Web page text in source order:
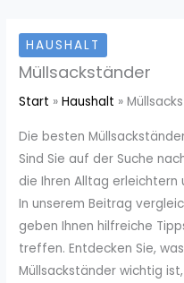
HAUSHALT
Müllsackständer
Start Haushalt
Die besten
Sind Sie auf der Suche
die Ihren Alltag
In unserem Beitrag
geben Ihnen hilfreiche
treffen. Entdecken Sie,
Müllsackständer wichtig